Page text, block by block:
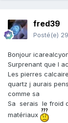
fred39
Posté(e)
Bonjour
Surprenant que l
Les pierres
quartz j aurais
comme sa
Sa serais le froid
matériaux